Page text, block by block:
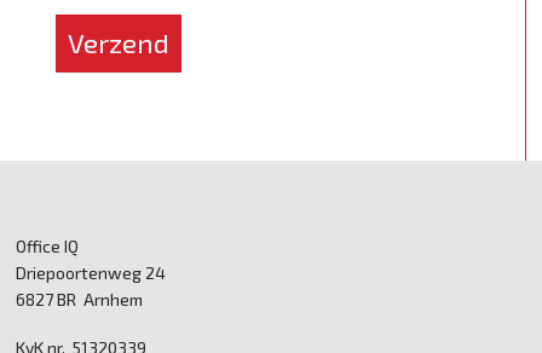
Verzend
Office IQ
Driepoortenweg 24
6827 BR Arnhem
KvK nr. 51320339